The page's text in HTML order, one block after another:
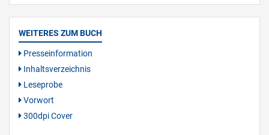
WEITERES ZUM BUCH
Presseinformation
Inhaltsverzeichnis
Leseprobe
Vorwort
300dpi Cover